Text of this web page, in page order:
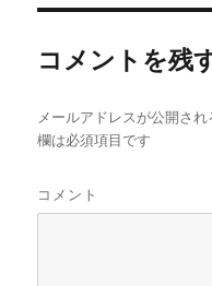
コメントを残
メールアドレスが公開され
欄は必須項目です
コメント